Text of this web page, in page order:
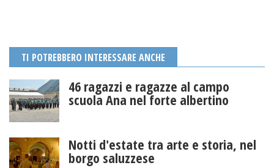
TI POTREBBERO INTERESSARE ANCHE
46 ragazzi e ragazze al campo
scuola Ana nel forte albertino
Notti d'estate tra arte e storia, nel
borgo saluzzese